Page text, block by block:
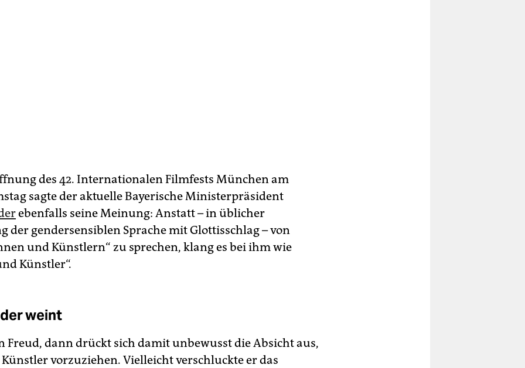
des 42. Internationalen Filmfests München am
sagte der aktuelle Bayerische Ministerpräsident
ebenfalls seine Meinung: Anstatt – in üblicher
der gendersensiblen Sprache mit Glottisschlag – von
und Künstlern“ zu sprechen, klang es bei ihm wie
Künstler“.
weint
Freud, dann drückt sich damit unbewusst die Absicht aus,
vorzuziehen. Vielleicht verschluckte er das